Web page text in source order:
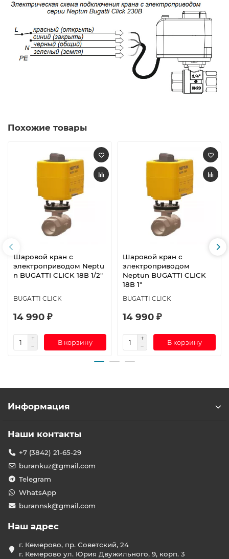
Похожие товары
Шаровой кран с
электроприводом Neptu
n BUGATTI CLICK 18В 1/2"
BUGATTI CLICK
14 990 ₽
В корзину
Шаровой кран с
электроприводом
Neptun BUGATTI CLICK
18В 1"
BUGATTI CLICK
14 990 ₽
В корзину
Информация
Наши контакты
+7 (3842) 21-65-29
burankuz@gmail.com
Telegram
WhatsApp
burannsk@gmail.com
Наш адрес
г. Кемерово, пр. Советский, 24
г. Кемерово ул. Юрия Двужильного, 9, корп. 3